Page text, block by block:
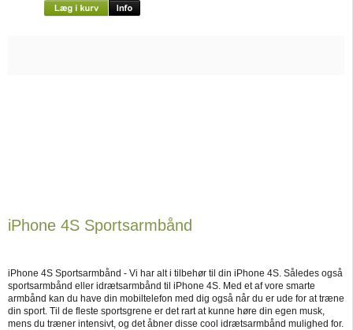
iPhone 4S Sportsarmbånd
iPhone 4S Sportsarmbånd - Vi har alt i tilbehør til din iPhone 4S. Således også
sportsarmbånd eller idrætsarmbånd til iPhone 4S. Med et af vore smarte
armbånd kan du have din mobiltelefon med dig også når du er ude for at træne
din sport. Til de fleste sportsgrene er det rart at kunne høre din egen musk,
mens du træner intensivt, og det åbner disse cool idrætsarmbånd mulighed for.